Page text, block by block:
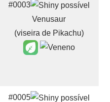
#0003
Venusaur
(viseira de Pikachu)
#0005